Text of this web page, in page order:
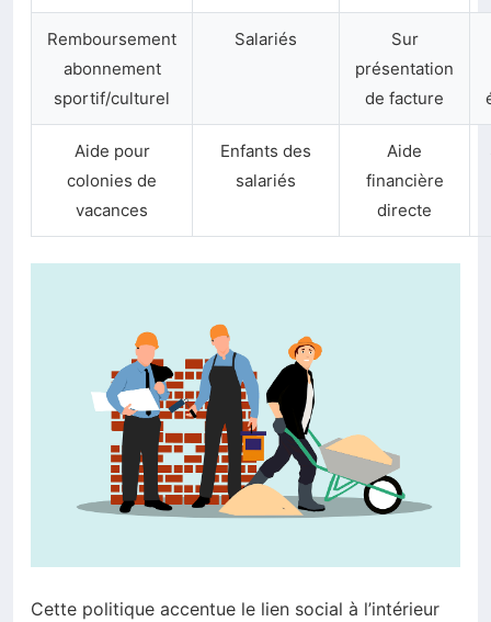
Remboursement
abonnement
sportif/culturel
Salariés
Sur
présentation
de facture
Aide pour
colonies de
vacances
Enfants des
salariés
Aide
financière
directe
Cette politique accentue le lien social à l’intérieur